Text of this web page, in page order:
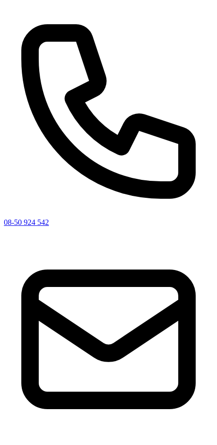
08-50 924 542